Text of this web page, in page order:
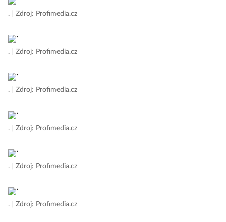
. Zdroj: Profimedia.cz
. Zdroj: Profimedia.cz
. Zdroj: Profimedia.cz
. Zdroj: Profimedia.cz
. Zdroj: Profimedia.cz
. Zdroj: Profimedia.cz